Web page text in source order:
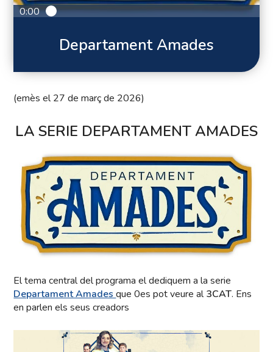
0:00
Departament Amades
(emès el 27 de març de 2026)
LA SERIE DEPARTAMENT AMADES
El tema central del programa el dediquem a la serie
Departament Amadesque 0es pot veure al3CAT. Ens
en parlen els seus creadors